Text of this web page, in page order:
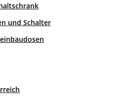
und Schalter